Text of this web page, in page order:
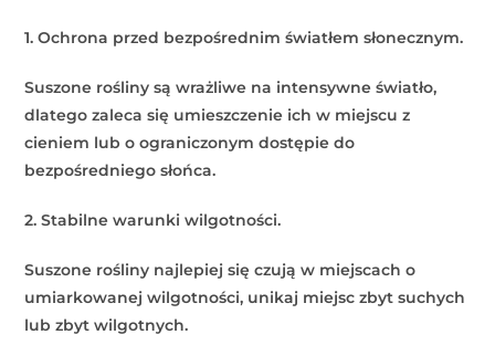
1. Ochrona przed bezpośrednim światłem słonecznym.
Suszone rośliny są wrażliwe na intensywne światło,
dlatego zaleca się umieszczenie ich w miejscu z
cieniem lub o ograniczonym dostępie do
bezpośredniego słońca.
2. Stabilne warunki wilgotności.
Suszone rośliny najlepiej się czują w miejscach o
umiarkowanej wilgotności, unikaj miejsc zbyt suchych
lub zbyt wilgotnych.